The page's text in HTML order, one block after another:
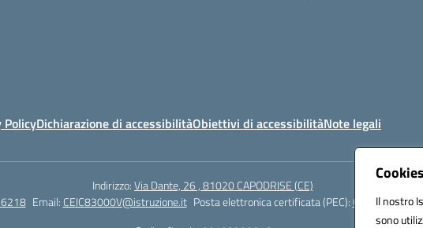
Il nostro
sono
PolicyDichiarazione di accessibilitàObiettivi di accessibilitàNote legali
Indirizzo:Via Dante, 26 , 81020 CAPODRISE (CE)
Email: CEIC83000V@istruzione.it Posta elettronica certificata (PEC):